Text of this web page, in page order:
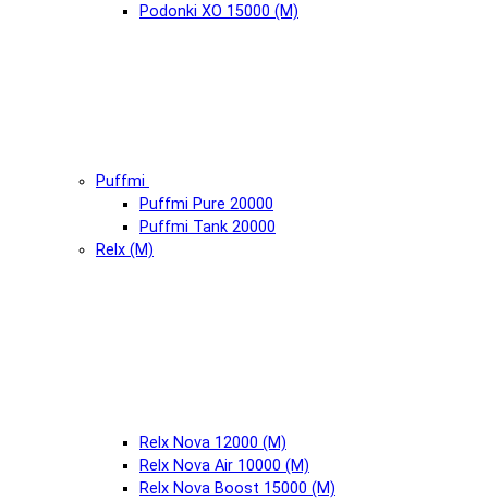
Podonki XO 15000 (М)
Puffmi
Puffmi Pure 20000
Puffmi Tank 20000
Relx (М)
Relx Nova 12000 (М)
Relx Nova Air 10000 (М)
Relx Nova Boost 15000 (М)